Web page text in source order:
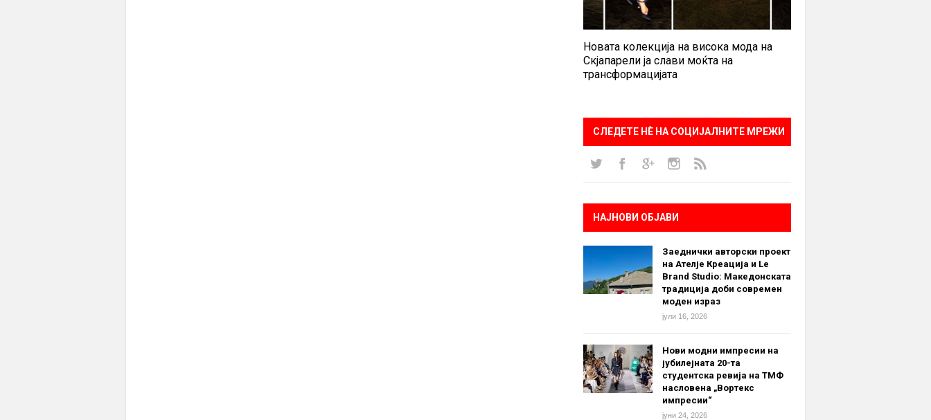
Новата колекција на висока мода на
Скјапарели ја слави моќта на
трансформацијата
СЛЕДЕТЕ НÈ НА СОЦИЈАЛНИТЕ МРЕЖИ
НАЈНОВИ ОБЈАВИ
Заеднички авторски проект
на Ателје Креација и Le
Brand Studio: Македонската
традиција доби современ
моден израз
јули 16, 2026
Нови модни импресии на
јубилејната 20-та
студентска ревија на ТМФ
насловена „Вортекс
импресии“
јуни 24, 2026